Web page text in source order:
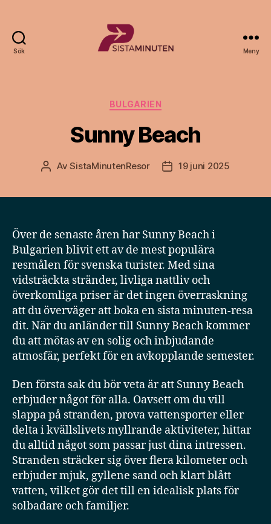
Sök Meny
Kategorier
BULGARIEN
Sunny Beach
Inläggsförfattare
AvSistaMinutenResor Inläggsdatum
19 juni 2025
Över de senaste åren har Sunny Beach i
Bulgarien blivit ett av de mest populära
resmålen för svenska turister. Med sina
vidsträckta stränder, livliga nattliv och
överkomliga priser är det ingen överraskning
att du överväger att boka en sista minuten-resa
dit. När du anländer till Sunny Beach kommer
du att mötas av en solig och inbjudande
atmosfär, perfekt för en avkopplande semester.
Den första sak du bör veta är att Sunny Beach
erbjuder något för alla. Oavsett om du vill
slappa på stranden, prova vattensporter eller
delta i kvällslivets myllrande aktiviteter, hittar
du alltid något som passar just dina intressen.
Stranden sträcker sig över flera kilometer och
erbjuder mjuk, gyllene sand och klart blått
vatten, vilket gör det till en idealisk plats för
solbadare och familjer.